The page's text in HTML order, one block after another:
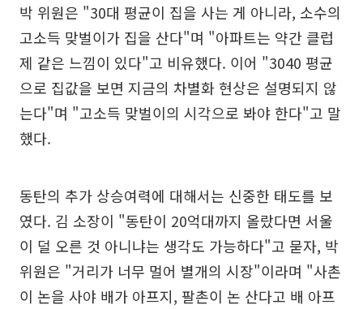
박 위원은 "30대 평균이 집을 사는 게 아니라, 소수의
고소득 맞벌이가 집을 산다"며 "아파트는 약간 클럽
제 같은 느낌이 있다"고 비유했다. 이어 "3040 평균
으로 집값을 보면 지금의 차별화 현상은 설명되지 않
는다"며 "고소득 맞벌이의 시각으로 봐야 한다"고 말
했다.
동탄의 추가 상승여력에 대해서는 신중한 태도를 보
였다. 김 소장이 "동탄이 20억대까지 올랐다면 서울
이 덜 오른 것 아니냐는 생각도 가능하다"고 묻자, 박
위원은 "거리가 너무 멀어 별개의 시장"이라며 "사촌
이 논을 사야 배가 아프지, 팔촌이 논 산다고 배 아프